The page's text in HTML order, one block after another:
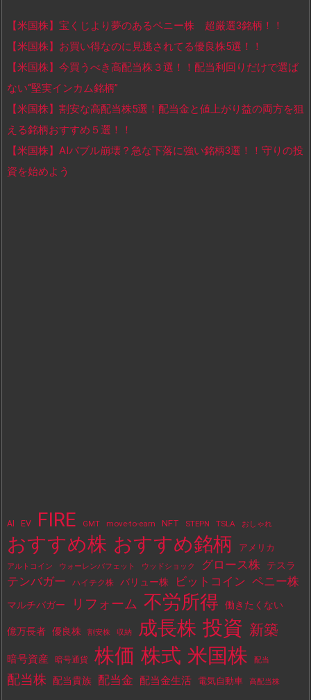
【米国株】宝くじより夢のあるペニー株 超厳選3銘柄！！
【米国株】お買い得なのに見逃されてる優良株5選！！
【米国株】今買うべき高配当株３選！！配当利回りだけで選ば
ない“堅実インカム銘柄”
【米国株】割安な高配当株5選！配当金と値上がり益の両方を狙
える銘柄おすすめ５選！！
【米国株】AIバブル崩壊？急な下落に強い銘柄3選！！守りの投
資を始めよう
AI EV FIRE GMT move-to-earn NFT STEPN TSLA おしゃれ
おすすめ株 おすすめ銘柄 アメリカ
アルトコイン ウォーレンバフェット ウッドショック グロース株 テスラ
テンバガー ハイテク株 バリュー株 ビットコイン ペニー株
マルチバガー リフォーム 不労所得 働きたくない
億万長者 優良株 割安株 収納 成長株 投資 新築
暗号資産 暗号通貨 株価 株式 米国株 配当
配当株 配当貴族 配当金 配当金生活 電気自動車 高配当株